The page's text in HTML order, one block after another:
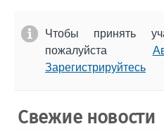
Чтобы принять
пожалуйста
Зарегистрируйтесь
Свежие новости